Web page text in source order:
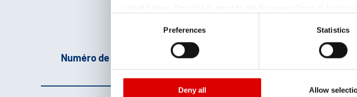
monitoring purposes, possibly without the possibility of legal
and functions we use in the data protection declaration and the
Privacy
Preferences Statistics
Deny all Allow
Numéro de produit